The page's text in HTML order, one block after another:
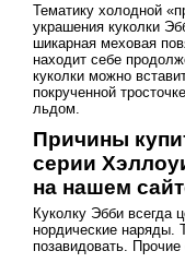
Тематику холодной
украшения куколки
шикарная меховая
находит себе
куколки можно
покрученной
льдом.
Причины
серии
на нашем
Куколку Эбби всегда
нордические наряды.
позавидовать. Прочие